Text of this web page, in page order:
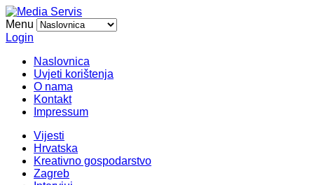
Menu
Login
Naslovnica
Uvjeti korištenja
O nama
Kontakt
Impressum
Vijesti
Hrvatska
Kreativno gospodarstvo
Zagreb